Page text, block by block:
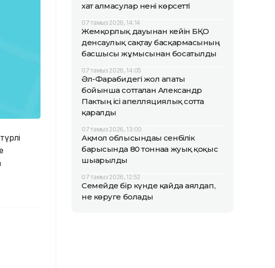
хат алмасулар нені көрсетті
07 тамыз 2026, 14:14
Жемқорлық дауынан кейін БҚО
денсаулық сақтау басқармасының
басшысы жұмысынан босатылды
07 тамыз 2026, 14:05
Әл-Фарабидегі жол апаты
бойынша сотталған Александр
Пактың ісі апелляциялық сотта
қаралды
07 тамыз 2026, 13:00
Ақмол облысындағы сенбілік
барысында 80 тоннаға жуық қоқыс
шығарылды
07 тамыз 2026, 12:52
Семейде бір күнде қайда аялдап,
не көруге болады